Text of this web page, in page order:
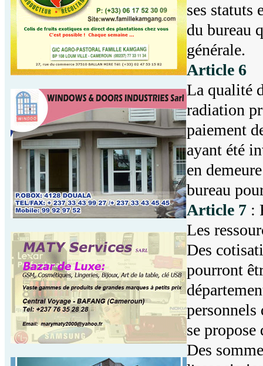
ses statuts
du bureau
générale.
Article 6
La qualité
radiation
paiement
ayant été
en
bureau
Article 7 :
Les
Des
pourront
personnels
se propose
Des